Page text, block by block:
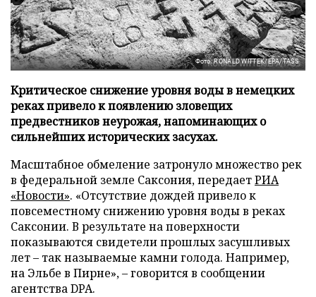
Фото: RONALD WITTEK/EPA/TASS
Критическое снижение уровня воды в немецких
реках привело к появлению зловещих
предвестников неурожая, напоминающих о
сильнейших исторических засухах.
Масштабное обмеление затронуло множество рек
в федеральной земле Саксония, передаетРИА
«Новости». «Отсутствие дождей привело к
повсеместному снижению уровня воды в реках
Саксонии. В результате на поверхности
показываются свидетели прошлых засушливых
лет – так называемые камни голода. Например,
на Эльбе в Пирне», – говорится в сообщении
агентства DPA.